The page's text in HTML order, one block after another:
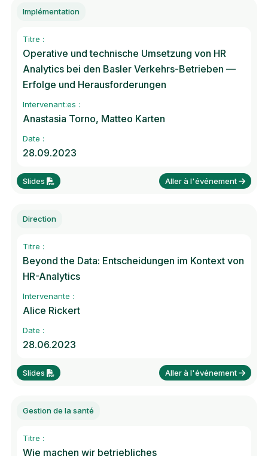
Implémentation
Titre :
Operative und technische Umsetzung von HR
Analytics bei den Basler Verkehrs-Betrieben —
Erfolge und Herausforderungen
Intervenant:es :
Anastasia Torno, Matteo Karten
Date :
28.09.2023
Slides Aller à l'événement
Direction
Titre :
Beyond the Data: Entscheidungen im Kontext von
HR-Analytics
Intervenante :
Alice Rickert
Date :
28.06.2023
Slides Aller à l'événement
Gestion de la santé
Titre :
Wie machen wir betriebliches